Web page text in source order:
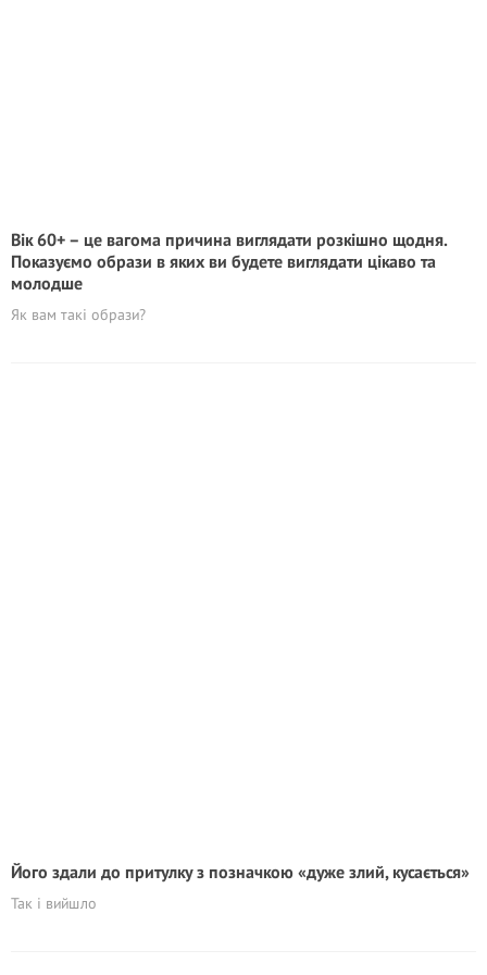
Вік 60+ – це вагома причина виглядати розкішно щодня.
Показуємо образи в яких ви будете виглядати цікаво та
молодше
Як вам такі образи?
Його здали до притулку з позначкою «дуже злий, кусається»
Так і вийшло